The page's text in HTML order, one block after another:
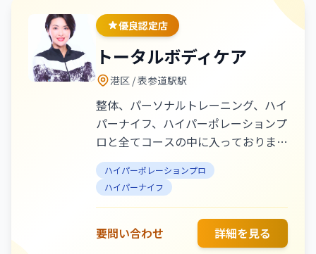
優良認定店
トータルボディケア
港区 / 表参道駅駅
整体、パーソナルトレーニング、ハイ
パーナイフ、ハイパーポレーションプ
ロと全てコースの中に入っておりま
す。お客様のご要望に合わせ健康美に
なる為のボディメイク、フェイシャル
が得意なサロンです。
ハイパーポレーションプロ
ハイパーナイフ
要問い合わせ 詳細を見る